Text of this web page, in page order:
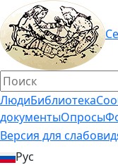
ЛюдиБиблиотека
документыОпросы
Версия для
Рус